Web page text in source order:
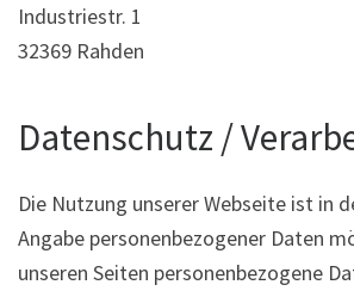
Industriestr. 1
32369 Rahden
Datenschutz /
Die Nutzung unserer Webseite ist in
Angabe personenbezogener Daten
unseren Seiten personenbezogene